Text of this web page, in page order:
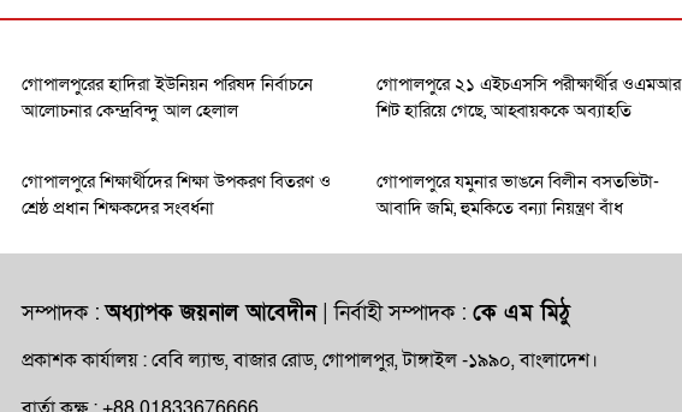
গোপালপুরের হাদিরা ইউনিয়ন পরিষদ নির্বাচনে
আলোচনার কেন্দ্রবিন্দু আল হেলাল
গোপালপুরে ২১ এইচএসসি পরীক্ষার্থীর ওএমআর
শিট হারিয়ে গেছে, আহ্বায়ককে অব্যাহতি
গোপালপুরে শিক্ষার্থীদের শিক্ষা উপকরণ বিতরণ ও
শ্রেষ্ঠ প্রধান শিক্ষকদের সংবর্ধনা
গোপালপুরে যমুনার ভাঙনে বিলীন বসতভিটা-
আবাদি জমি, হুমকিতে বন্যা নিয়ন্ত্রণ বাঁধ
সম্পাদক :অধ্যাপক জয়নাল আবেদীন| নির্বাহী সম্পাদক : কে এম মিঠু
প্রকাশক কার্যালয় : বেবি ল্যান্ড, বাজার রোড, গোপালপুর, টাঙ্গাইল -১৯৯০, বাংলাদেশ।